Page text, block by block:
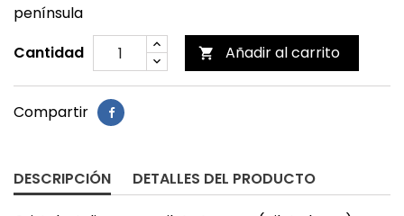
península
Cantidad
 Añadir al carrito
Compartir
DESCRIPCIÓN DETALLES DEL PRODUCTO